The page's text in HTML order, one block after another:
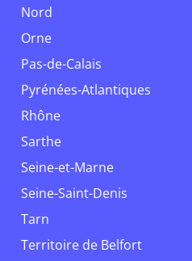
Nord
Orne
Pas-de-Calais
Pyrénées-Atlantiques
Rhône
Sarthe
Seine-et-Marne
Seine-Saint-Denis
Tarn
Territoire de Belfort